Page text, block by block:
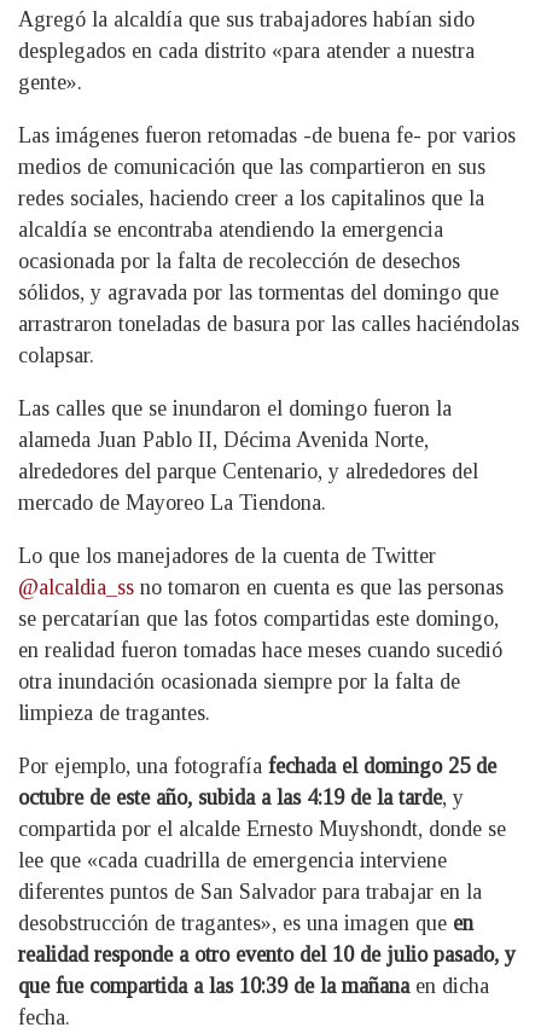
Agregó la alcaldía que sus trabajadores habían sido
desplegados en cada distrito «para atender a nuestra
gente».
Las imágenes fueron retomadas -de buena fe- por varios
medios de comunicación que las compartieron en sus
redes sociales, haciendo creer a los capitalinos que la
alcaldía se encontraba atendiendo la emergencia
ocasionada por la falta de recolección de desechos
sólidos, y agravada por las tormentas del domingo que
arrastraron toneladas de basura por las calles haciéndolas
colapsar.
Las calles que se inundaron el domingo fueron la
alameda Juan Pablo II, Décima Avenida Norte,
alrededores del parque Centenario, y alrededores del
mercado de Mayoreo La Tiendona.
Lo que los manejadores de la cuenta de Twitter
@alcaldia_ss no tomaron en cuenta es que las personas
se percatarían que las fotos compartidas este domingo,
en realidad fueron tomadas hace meses cuando sucedió
otra inundación ocasionada siempre por la falta de
limpieza de tragantes.
Por ejemplo, una fotografía fechada el domingo 25 de
octubre de este año, subida a las 4:19 de la tarde, y
compartida por el alcalde Ernesto Muyshondt, donde se
lee que «cada cuadrilla de emergencia interviene
diferentes puntos de San Salvador para trabajar en la
desobstrucción de tragantes», es una imagen que en
realidad responde a otro evento del 10 de julio pasado, y
que fue compartida a las 10:39 de la mañanaen dicha
fecha.